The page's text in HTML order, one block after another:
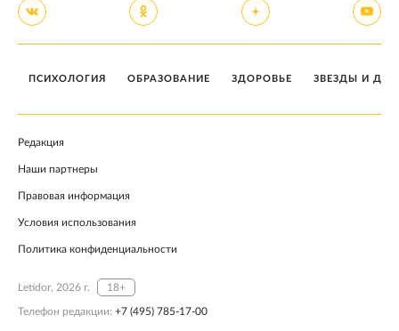
ПСИХОЛОГИЯ ОБРАЗОВАНИЕ ЗДОРОВЬЕ ЗВЕЗДЫ И
Редакция
Наши партнеры
Правовая информация
Условия использования
Политика конфиденциальности
Letidor, 2026 г. 18+
Телефон редакции: +7 (495) 785-17-00